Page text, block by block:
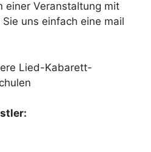
einer Veranstaltung mit
uns einfach eine mail
Lied-Kabarett-